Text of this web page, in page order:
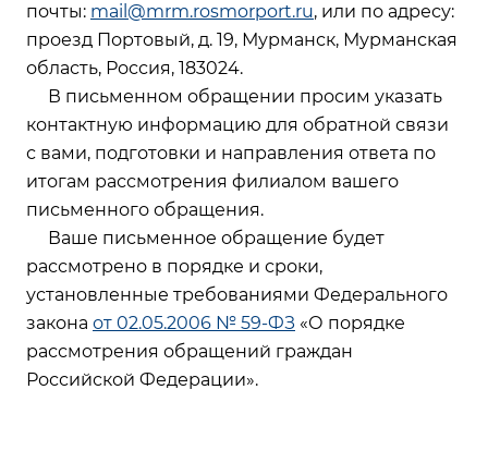
почты: mail@mrm.rosmorport.ru, или по адресу:
проезд Портовый, д. 19, Мурманск, Мурманская
область, Россия, 183024.
В письменном обращении просим указать
контактную информацию для обратной связи
с вами, подготовки и направления ответа по
итогам рассмотрения филиалом вашего
письменного обращения.
Ваше письменное обращение будет
рассмотрено в порядке и сроки,
установленные требованиями Федерального
закона от 02.05.2006 № 59-ФЗ «О порядке
рассмотрения обращений граждан
Российской Федерации».